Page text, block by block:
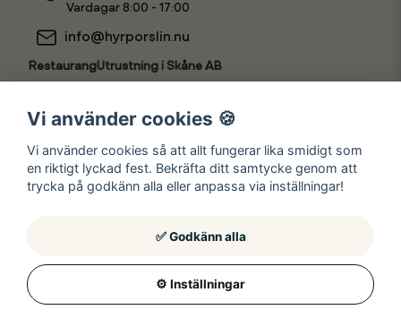
Vardagar 8:00 - 17:00
info@hyrporslin.nu
RestaurangUtrustning i Skåne AB
Hyr som
© Hyrporslin.nu2026
Vi använder cookies 🍪
Vi använder cookies så att allt fungerar lika smidigt som
en riktigt lyckad fest. Bekräfta ditt samtycke genom att
trycka på godkänn alla eller anpassa via inställningar!
✅ Godkänn alla
⚙️ Inställningar